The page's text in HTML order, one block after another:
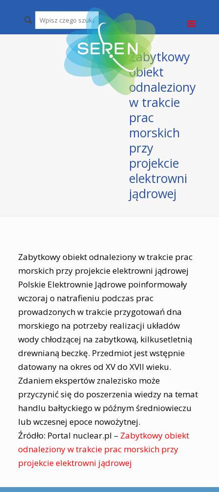
Zabytkowy
obiekt
odnaleziony
w trakcie
prac
morskich
przy
projekcie
elektrowni
jądrowej
Zabytkowy obiekt odnaleziony w trakcie prac
morskich przy projekcie elektrowni jądrowej
Polskie Elektrownie Jądrowe poinformowały
wczoraj o natrafieniu podczas prac
prowadzonych w trakcie przygotowań dna
morskiego na potrzeby realizacji układów
wody chłodzącej na zabytkową, kilkusetletnią
drewnianą beczkę. Przedmiot jest wstępnie
datowany na okres od XV do XVII wieku.
Zdaniem ekspertów znalezisko może
przyczynić się do poszerzenia wiedzy na temat
handlu bałtyckiego w późnym średniowieczu
lub wczesnej epoce nowożytnej.
Źródło: Portal nuclear.pl – Zabytkowy obiekt
odnaleziony w trakcie prac morskich przy
projekcie elektrowni jądrowej